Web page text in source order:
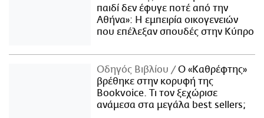
παιδί δεν έφυγε ποτέ από την
Αθήνα»: Η εμπειρία οικογενειών
που επέλεξαν σπουδές στην Κύπρο
Οδηγός Βιβλίου
Ο «Καθρέφτης»
βρέθηκε στην κορυφή της
Bookvoice. Τι τον ξεχώρισε
ανάμεσα στα μεγάλα best sellers;